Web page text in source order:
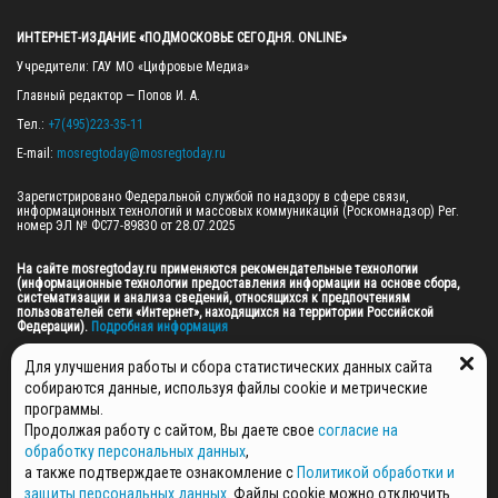
ИНТЕРНЕТ-ИЗДАНИЕ «ПОДМОСКОВЬЕ СЕГОДНЯ. ONLINE»
Учредители: ГАУ МО «Цифровые Медиа»
Главный редактор — Попов И. А.
Тел.: +7(495)223-35-11
E-mail: mosregtoday@mosregtoday.ru
Зарегистрировано Федеральной службой по надзору в сфере связи,
информационных технологий и массовых коммуникаций (Роскомнадзор) Рег.
номер ЭЛ № ФС77-89830 от 28.07.2025
На сайте mosregtoday.ru применяются рекомендательные технологии
(информационные технологии предоставления информации на основе сбора,
систематизации и анализа сведений, относящихся к предпочтениям
пользователей сети «Интернет», находящихся на территории Российской
Федерации). Подробная информация
© 2026 ПРАВА НА ВСЕ МАТЕРИАЛЫ САЙТА ПРИНАДЛЕЖАТ ГАУ МО "ЦИФРОВЫЕ
МЕДИА" (ОГРН: 1255000059467).
ПОЛИТИКА ОБРАБОТКИ И ЗАЩИТЫ ПЕРСОНАЛЬНЫХ ДАННЫХ
НОВОСТИ
ГАЗЕТЫ
Для улучшения работы и сбора статистических данных сайта
собираются данные, используя файлы cookie и метрические
программы.
Продолжая работу с сайтом, Вы даете свое согласие на
обработку персональных данных,
а также подтверждаете ознакомление с Политикой обработки и
защиты персональных данных . Файлы cookie можно отключить